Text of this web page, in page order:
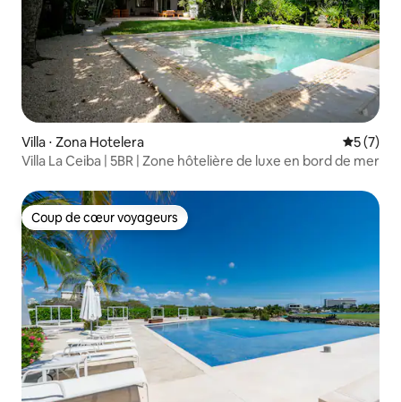
Villa ⋅ Zona Hotelera
5 (7)
Villa La Ceiba | 5BR | Zone hôtelière de luxe en bord de mer
Coup de cœur voyageurs
Coup de cœur voyageurs